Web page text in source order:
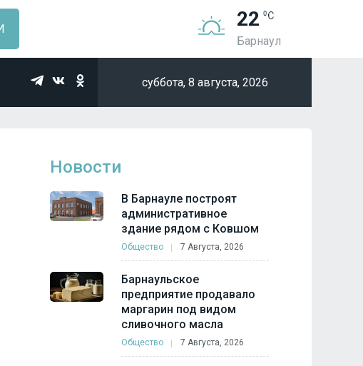
22
Барнаул
суббота, 8 августа, 2026
Новости
В Барнауле построят
административное
здание рядом с Ковшом
Общество 7 Августа, 2026
Барнаульское
предприятие продавало
маргарин под видом
сливочного масла
Общество 7 Августа, 2026